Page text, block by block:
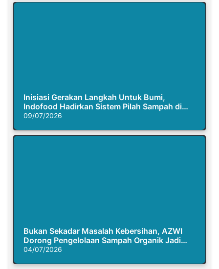
Inisiasi Gerakan Langkah Untuk Bumi,
Indofood Hadirkan Sistem Pilah Sampah di
Semasa Piknik
09/07/2026
Bukan Sekadar Masalah Kebersihan, AZWI
Dorong Pengelolaan Sampah Organik Jadi
Solusi Krisis Iklim
04/07/2026